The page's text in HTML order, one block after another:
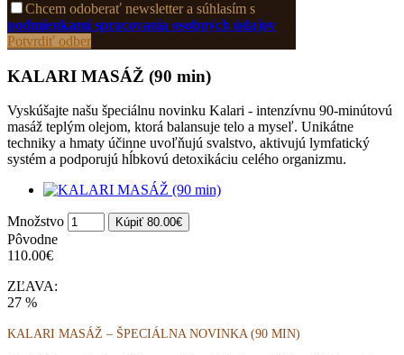
Chcem odoberať newsletter a súhlasím s
podmienkami spracovania osobných údajov
Potvrdiť odber
KALARI MASÁŽ (90 min)
Vyskúšajte našu špeciálnu novinku Kalari - intenzívnu 90-minútovú
masáž teplým olejom, ktorá balansuje telo a myseľ. Unikátne
techniky a hmaty účinne uvoľňujú svalstvo, aktivujú lymfatický
systém a podporujú hĺbkovú detoxikáciu celého organizmu.
Množstvo Kúpiť 80.00€
Pôvodne
110.00€
ZĽAVA:
27 %
KALARI MASÁŽ – ŠPECIÁLNA NOVINKA (90 MIN)